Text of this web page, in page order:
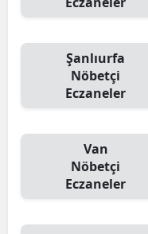
Şanlıurfa
Nöbetçi
Eczaneler
Van
Nöbetçi
Eczaneler